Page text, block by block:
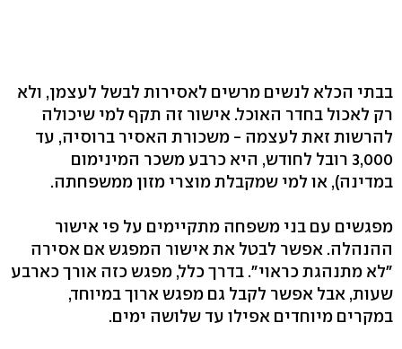
בבתי הכלא לנשים מרשים לאסירות לבשל לעצמן, ולא
רק לאכול בחדר האוכל. אישור זה תקף למי שיכולה
להרשות זאת לעצמה - משכורת האסיר ברוסיה, עד
3,000 רובל לחודש, היא כרבע משכר המינימום
במדינה), או למי שמקבלת מוצרי מזון ממשפחתה.
מפגשים עם בני משפחה מתקיימים על פי אישור
ההנהלה. אפשר לבטל את אישור המפגש אם אסירה
"לא מתנהגת כראוי". בדרך כלל, מפגש כזה אורך כארבע
שעות, אבל אפשר לקבל גם מפגש ארוך במיוחד,
במקרים מיוחדים אפילו עד שלושה ימים.